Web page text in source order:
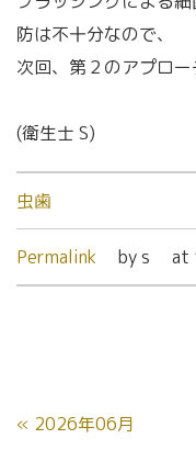
防は不十分なので、
次回、第２のアプロー
(衛生士 S)
虫歯
Permalink by s at
« 2026年06月